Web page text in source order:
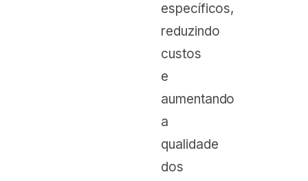
específicos,
reduzindo
custos
e
aumentando
a
qualidade
dos